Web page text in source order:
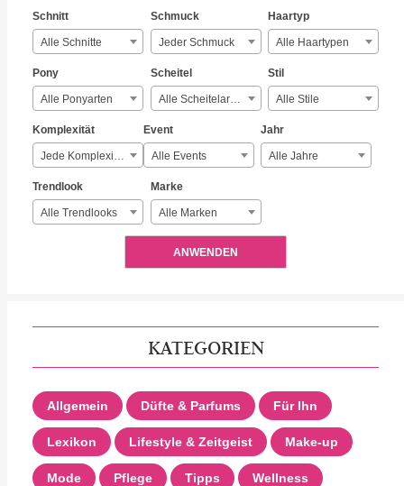
Schnitt
Alle Schnitte
Schmuck
Jeder Schmuck
Haartyp
Alle Haartypen
Pony
Alle Ponyarten
Scheitel
Alle Scheitelarten
Stil
Alle Stile
Komplexität
Jede Komplexität
Event
Alle Events
Jahr
Alle Jahre
Trendlook
Alle Trendlooks
Marke
Alle Marken
ANWENDEN
KATEGORIEN
Allgemein Düfte & Parfums Für Ihn
Lexikon Lifestyle & Zeitgeist Make-up
Mode Pflege Tipps Wellness